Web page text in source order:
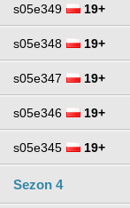
s05e349 19+
s05e348 19+
s05e347 19+
s05e346 19+
s05e345 19+
Sezon 4